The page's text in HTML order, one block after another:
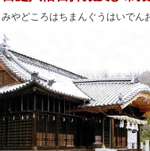
みやどころはちまんぐうはいでん